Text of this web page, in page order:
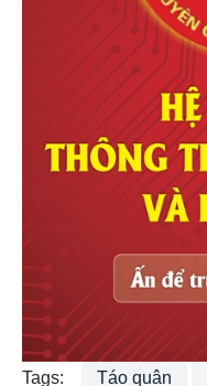
Tags: Táo quân